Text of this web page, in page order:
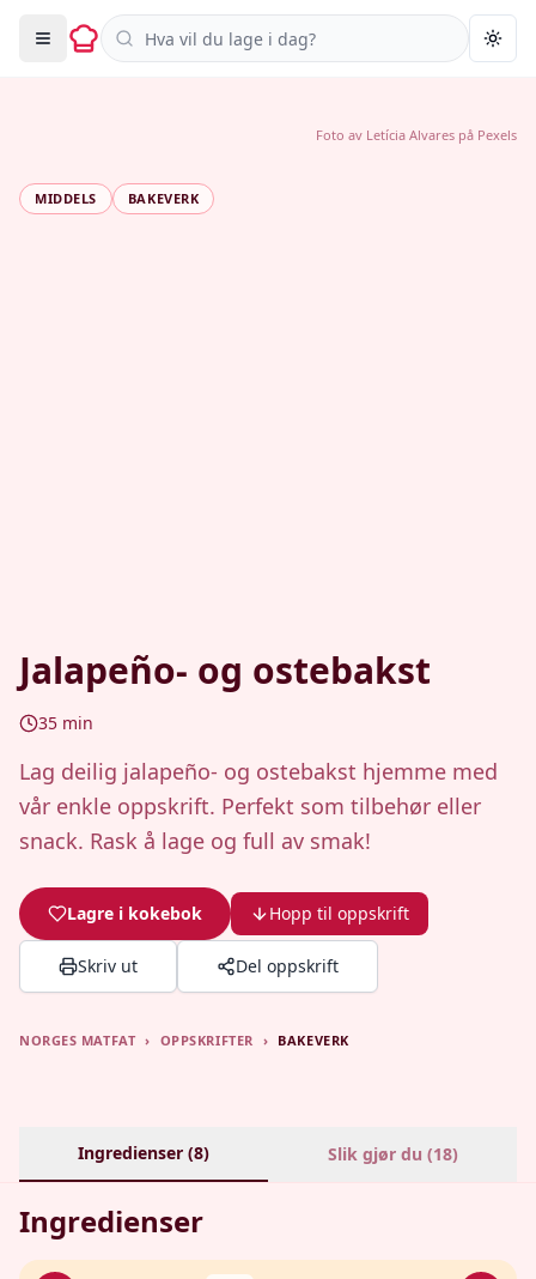
Søk i oppskrifter
MIDDELS BAKEVERK
Jalapeño- og ostebakst
35 min
Lag deilig jalapeño- og ostebakst hjemme med
vår enkle oppskrift. Perfekt som tilbehør eller
snack. Rask å lage og full av smak!
Lagre i kokebok Hopp til oppskrift
Skriv ut Del oppskrift
Foto av Letícia Alvares på Pexels
NORGES MATFAT › OPPSKRIFTER › BAKEVERK
Ingredienser (8) Slik gjør du (18)
Ingredienser